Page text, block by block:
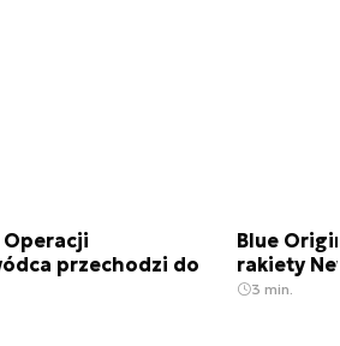
Operacji
przechodzi do
Blue
rakiety
3 min.